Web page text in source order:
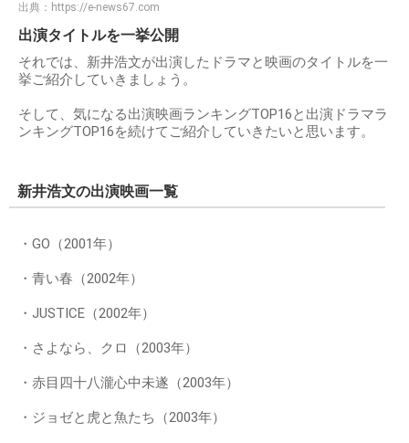
出典： https://e-news67.com
出演タイトルを一挙公開
それでは、新井浩文が出演したドラマと映画のタイトルを一
挙ご紹介していきましょう。
そして、気になる出演映画ランキングTOP16と出演ドラマラ
ンキングTOP16を続けてご紹介していきたいと思います。
新井浩文の出演映画一覧
・GO（2001年）
・青い春（2002年）
・JUSTICE（2002年）
・さよなら、クロ（2003年）
・赤目四十八瀧心中未遂（2003年）
・ジョゼと虎と魚たち（2003年）